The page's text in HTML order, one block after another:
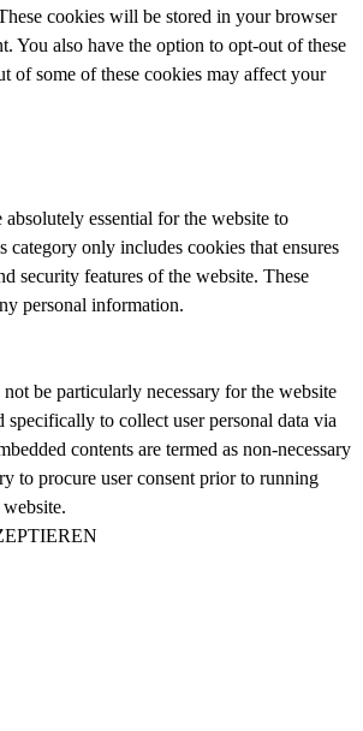
cookies will be stored in your browser
You also have the option to opt-out of these
of some of these cookies may affect your
absolutely essential for the website to
category only includes cookies that ensures
security features of the website. These
personal information.
be particularly necessary for the website
specifically to collect user personal data via
contents are termed as non-necessary
to procure user consent prior to running